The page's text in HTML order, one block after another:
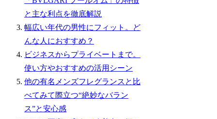
と主な利点を徹底解説
幅広い年代の男性にフィット。ど
んな人におすすめ？
ビジネスからプライベートまで。
使い方やおすすめの活用シーン
他の有名メンズフレグランスと比
べてみて際立つ“絶妙なバラン
ス”と安心感